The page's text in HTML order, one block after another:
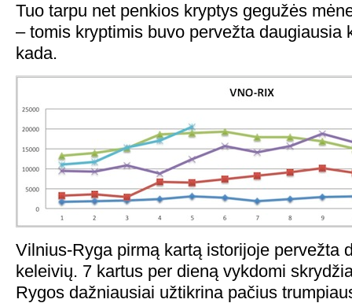
Tuo tarpu net penkios kryptys gegužės
– tomis kryptimis buvo pervežta daugiausia
kada.
Vilnius-Ryga pirmą kartą istorijoje pervežta
keleivių. 7 kartus per dieną vykdomi
Rygos dažniausiai užtikrina pačius